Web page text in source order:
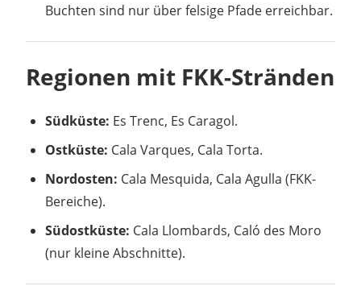
Buchten sind nur über felsige Pfade erreichbar.
Regionen mit FKK-Stränden
Südküste: Es Trenc, Es Caragol.
Ostküste: Cala Varques, Cala Torta.
Nordosten: Cala Mesquida, Cala Agulla (FKK-
Bereiche).
Südostküste: Cala Llombards, Caló des Moro
(nur kleine Abschnitte).